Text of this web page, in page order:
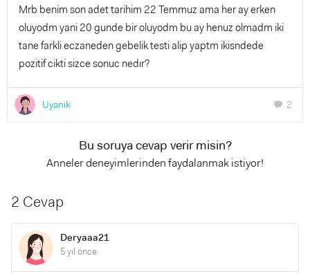
Mrb benim son adet tarihim 22 Temmuz ama her ay erken
oluyodm yani 20 gunde bir oluyodm bu ay henuz olmadm iki
tane farkli eczaneden gebelik testi alip yaptm ikisndede
pozitif cikti sizce sonuc nedır?
Uyanık chat 2
Bu soruya cevap verir misin?
Anneler deneyimlerinden faydalanmak istiyor!
2 Cevap
Deryaaa21
5 yıl önce